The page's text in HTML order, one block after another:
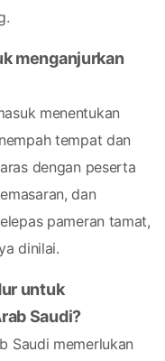
menganjurkan
tempat dan
dengan peserta
dan
pameran tamat,
dinilai.
untuk
Saudi?